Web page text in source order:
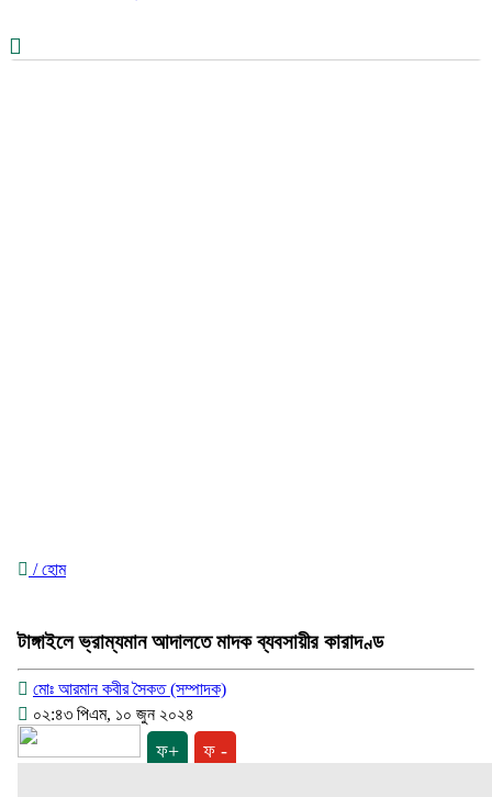
/ হোম
টাঙ্গাইলে ভ্রাম্যমান আদালতে মাদক ব্যবসায়ীর কারাদণ্ড
মোঃ আরমান কবীর সৈকত (সম্পাদক)
০২:৪৩ পিএম, ১০ জুন ২০২৪
ফ+ ফ -